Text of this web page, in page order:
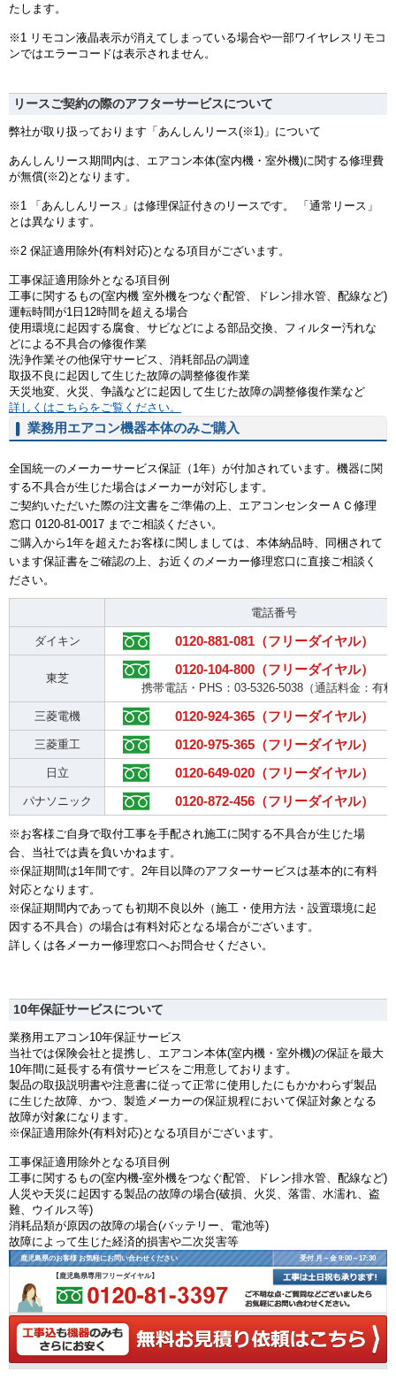
たします。
※1 リモコン液晶表示が消えてしまっている場合や一部ワイヤレスリモコ
ンではエラーコードは表示されません。
リースご契約の際のアフターサービスについて
弊社が取り扱っております「あんしんリース(※1)」について
あんしんリース期間内は、エアコン本体(室内機・室外機)に関する修理費
が無償(※2)となります。
※1 「あんしんリース」は修理保証付きのリースです。 「通常リース」
とは異なります。
※2 保証適用除外(有料対応)となる項目がございます。
工事保証適用除外となる項目例
工事に関するもの(室内機 室外機をつなぐ配管、ドレン排水管、配線など)
運転時間が1日12時間を超える場合
使用環境に起因する腐食、サビなどによる部品交換、フィルター汚れな
どによる不具合の修復作業
洗浄作業その他保守サービス、消耗部品の調達
取扱不良に起因して生じた故障の調整修復作業
天災地変、火災、争議などに起因して生じた故障の調整修復作業など
詳しくはこちらをご覧ください。
業務用エアコン機器本体のみご購入
全国統一のメーカーサービス保証（1年）が付加されています。機器に関
する不具合が生じた場合はメーカーが対応します。
ご契約いただいた際の注文書をご準備の上、エアコンセンターＡＣ修理
窓口 0120-81-0017 までご相談ください。
ご購入から1年を超えたお客様に関しましては、本体納品時、同梱されて
います保証書をご確認の上、お近くのメーカー修理窓口に直接ご相談く
ださい。
電話番号
ダイキン 0120-881-081（フリーダイヤル）
東芝
0120-104-800（フリーダイヤル）
携帯電話・PHS：03-5326-5038（通話料金：有
三菱電機 0120-924-365（フリーダイヤル）
三菱重工 0120-975-365（フリーダイヤル）
日立 0120-649-020（フリーダイヤル）
パナソニック 0120-872-456（フリーダイヤル）
※お客様ご自身で取付工事を手配され施工に関する不具合が生じた場
合、当社では責を負いかねます。
※保証期間は1年間です。2年目以降のアフターサービスは基本的に有料
対応となります。
※保証期間内であっても初期不良以外（施工・使用方法・設置環境に起
因する不具合）の場合は有料対応となる場合がございます。
詳しくは各メーカー修理窓口へお問合せください。
10年保証サービスについて
業務用エアコン10年保証サービス
当社では保険会社と提携し、エアコン本体(室内機・室外機)の保証を最大
10年間に延長する有償サービスをご用意しております。
製品の取扱説明書や注意書に従って正常に使用したにもかかわらず製品
に生じた故障、かつ、製造メーカーの保証規程において保証対象となる
故障が対象になります。
※保証適用除外(有料対応)となる項目がございます。
工事保証適用除外となる項目例
工事に関するもの(室内機-室外機をつなぐ配管、ドレン排水管、配線など)
人災や天災に起因する製品の故障の場合(破損、火災、落雷、水濡れ、盗
難、ウイルス等)
消耗品類が原因の故障の場合(バッテリー、電池等)
故障によって生じた経済的損害や二次災害等
鹿児島県のお客様 お気軽にお問い合わせください 受付 月～金 9:00～17:30
【鹿児島県専用フリーダイヤル】